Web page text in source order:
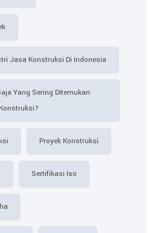
Jasa Konstruksi Di Indonesia
Yang Sering Ditemukan
Proyek Konstruksi
Sertifikasi Iso